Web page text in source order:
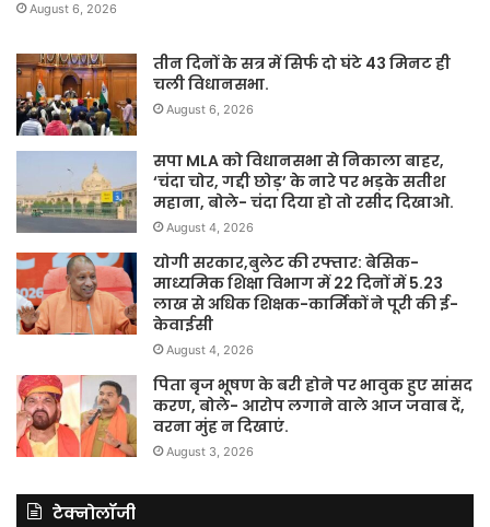
August 6, 2026
तीन दिनों के सत्र में सिर्फ दो घंटे 43 मिनट ही
चली विधानसभा.
August 6, 2026
सपा MLA को विधानसभा से निकाला बाहर,
‘चंदा चोर, गद्दी छोड़’ के नारे पर भड़के सतीश
महाना, बोले- चंदा दिया हो तो रसीद दिखाओ.
August 4, 2026
योगी सरकार,बुलेट की रफ्तार: बेसिक-
माध्यमिक शिक्षा विभाग में 22 दिनों में 5.23
लाख से अधिक शिक्षक-कार्मिकों ने पूरी की ई-
केवाईसी
August 4, 2026
पिता बृज भूषण के बरी होने पर भावुक हुए सांसद
करण, बोले- आरोप लगाने वाले आज जवाब दें,
वरना मुंह न दिखाएं.
August 3, 2026
टेक्नोलॉजी